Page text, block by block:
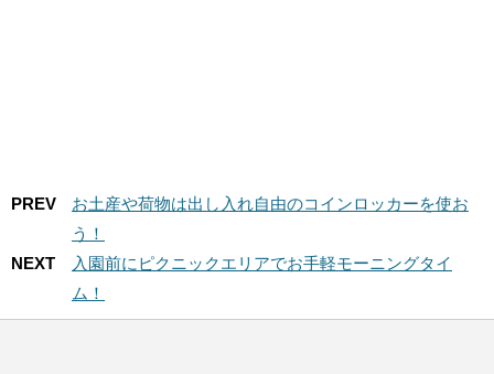
PREV
お土産や荷物は出し入れ自由のコインロッカーを使お
う！
NEXT
入園前にピクニックエリアでお手軽モーニングタイ
ム！